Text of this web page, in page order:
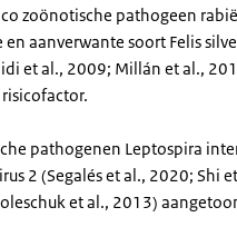
zoönotische pathogeen
aanverwante soort Felis
et al., 2009; Millán et al.,
pathogenen Leptospira
2 (Segalés et al., 2020; Shi
et al., 2013)